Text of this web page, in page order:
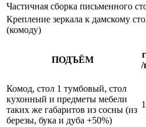
Частичная сборка письменного
Крепление зеркала к дамскому
(комоду)
ПОДЪЁМ
/
Комод, стол 1 тумбовый, стол
кухонный и предметы мебели
таких же габаритов из сосны (из
березы, бука и дуба +50%)